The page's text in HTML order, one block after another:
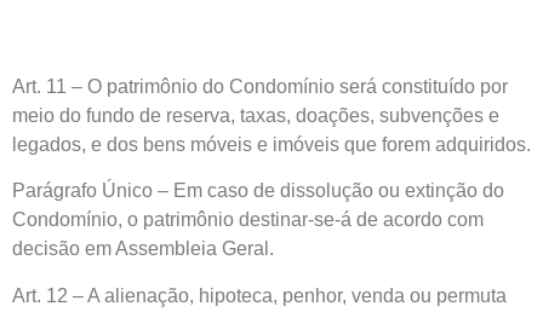
Art. 11 – O patrimônio do Condomínio será constituído por
meio do fundo de reserva, taxas, doações, subvenções e
legados, e dos bens móveis e imóveis que forem adquiridos.
Parágrafo Único – Em caso de dissolução ou extinção do
Condomínio, o patrimônio destinar-se-á de acordo com
decisão em Assembleia Geral.
Art. 12 – A alienação, hipoteca, penhor, venda ou permuta